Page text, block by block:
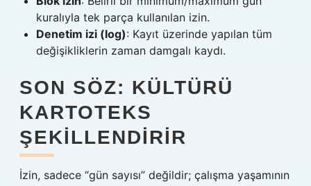
kuralıyla tek parça kullanılan izin.
Denetim izi (log): Kayıt üzerinde yapılan tüm
değişikliklerin zaman damgalı kaydı.
SON SÖZ: KÜLTÜRÜ
KARTOTEKS
ŞEKILLENDIRIR
İzin, sadece “gün sayısı” değildir; çalışma yaşamının